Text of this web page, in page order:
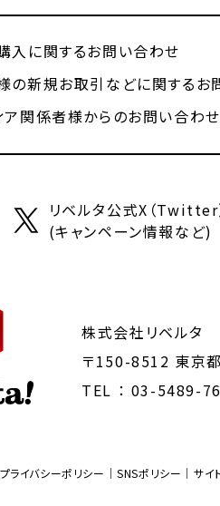
入に関するお問い合わせ
の新規お取引などに関するお
ア関係者様からのお問い合わせ
リベルタ公式X（Twitter
(キャンペーン情報など)
株式会社リベルタ
〒150-8512 東京
TEL ： 03-5489-
プライバシーポリシー SNSポリシー サイ